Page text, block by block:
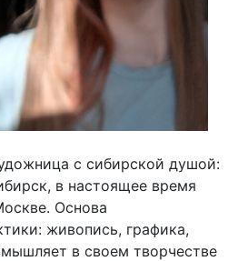
с сибирской душой:
в настоящее время
Основа
живопись, графика,
в своем творчестве